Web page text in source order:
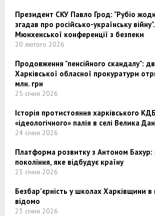
Президент СКУ Павло Грод: "Рубіо
згадав про російсько-українську
Мюнхенської конференції з безпеки
20 лютого 2026
Продовження "пенсійного скандалу":
Харківської обласної прокуратури
млн. грн
25 січня 2026
Історія протистояння харківського
«ідеологічного» палія в селі Велика
24 січня 2026
Платформа розвитку з Антоном Бахур:
покоління, яке відбудує країну
23 січня 2026
Безбар’єрність у школах Харківщини
відомо
23 січня 2026